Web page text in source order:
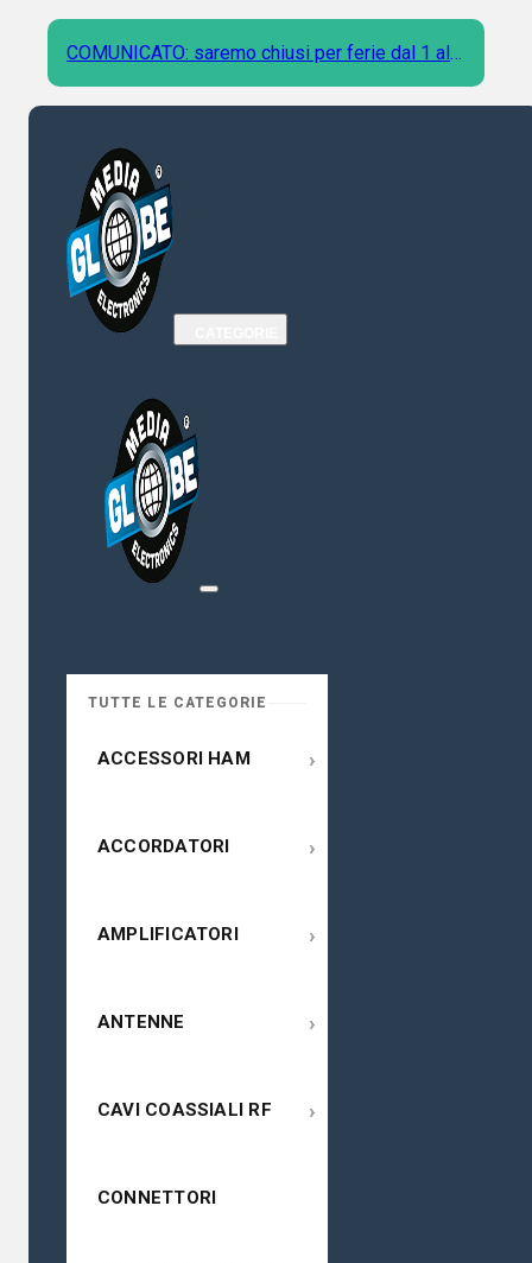
COMUNICATO: saremo chiusi per ferie dal 1 al 9
Agosto
TUTTE LE CATEGORIE
ACCESSORI HAM ›
ACCORDATORI ›
AMPLIFICATORI ›
ANTENNE ›
CAVI COASSIALI RF ›
CONNETTORI